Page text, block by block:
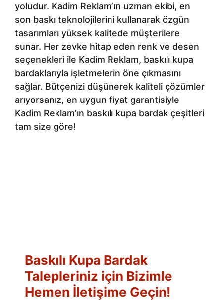
yoludur. Kadim Reklam’ın uzman ekibi, en
son baskı teknolojilerini kullanarak özgün
tasarımları yüksek kalitede müşterilere
sunar. Her zevke hitap eden renk ve desen
seçenekleri ile Kadim Reklam, baskılı kupa
bardaklarıyla işletmelerin öne çıkmasını
sağlar. Bütçenizi düşünerek kaliteli çözümler
arıyorsanız, en uygun fiyat garantisiyle
Kadim Reklam’ın baskılı kupa bardak çeşitleri
tam size göre!
Baskılı Kupa Bardak
Talepleriniz için Bizimle
Hemen İletişime Geçin!